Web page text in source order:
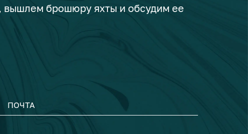
вышлем брошюру яхты и обсудим ее
ПОЧТА